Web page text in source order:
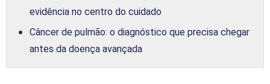
evidência no centro do cuidado
Câncer de pulmão: o diagnóstico que precisa chegar
antes da doença avançada